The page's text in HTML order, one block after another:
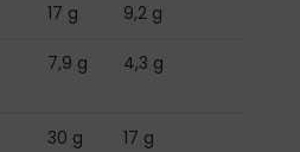
17 g 9,2 g
7,9 g 4,3 g
30 g 17 g